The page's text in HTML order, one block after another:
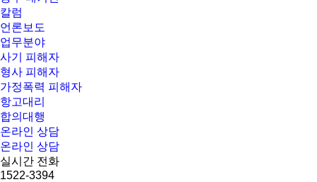
칼럼
언론보도
업무분야
사기 피해자
형사 피해자
가정폭력 피해자
항고대리
합의대행
온라인 상담
온라인 상담
실시간 전화
1522-3394